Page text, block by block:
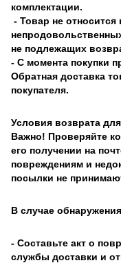
комплектации.
- Товар не относится
не подлежащих
- С момента покупки
Обратная доставка
покупателя.
Условия возврата
Важно! Проверяйте
его получении на
повреждениям и
посылки не
В случае
- Составьте акт о
службы доставки и